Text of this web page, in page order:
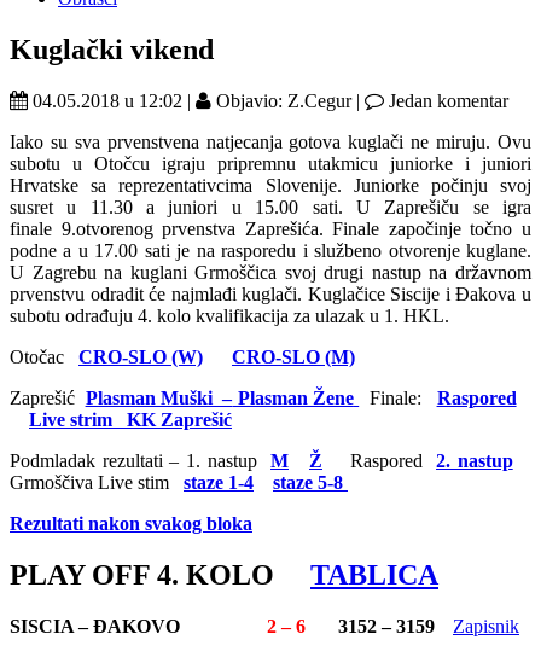
Kuglački vikend
04.05.2018 u 12:02 | Objavio: Z.Cegur |
Jedan komentar
Iako su sva prvenstvena natjecanja gotova kuglači ne miruju. Ovu
subotu u Otočcu igraju pripremnu utakmicu juniorke i juniori
Hrvatske sa reprezentativcima Slovenije. Juniorke počinju svoj
susret u 11.30 a juniori u 15.00 sati. U Zaprešiču se igra
finale 9.otvorenog prvenstva Zaprešića. Finale započinje točno u
podne a u 17.00 sati je na rasporedu i službeno otvorenje kuglane.
U Zagrebu na kuglani Grmoščica svoj drugi nastup na državnom
prvenstvu odradit će najmlađi kuglači. Kuglačice Siscije i Đakova u
subotu odrađuju 4. kolo kvalifikacija za ulazak u 1. HKL.
Otočac
CRO-SLO (W)
CRO-SLO (M)
Zaprešić Plasman Muški –Plasman Žene Finale: Raspored
Live strim KK Zaprešić
Podmladak rezultati – 1. nastup M Ž Raspored2. nastup
Grmoščiva Live stim staze 1-4
staze 5-8
Rezultati nakon svakog bloka
PLAY OFF 4. KOLO TABLICA
SISCIA – ĐAKOVO 2 – 6 3152 – 3159 Zapisnik